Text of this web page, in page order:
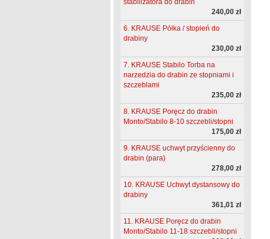
240,00 zł
6. KRAUSE Półka / stopień do
drabiny
230,00 zł
7. KRAUSE Stabilo Torba na
narzedzia do drabin ze stopniami i
szczeblami
235,00 zł
8. KRAUSE Poręcz do drabin
Monto/Stabilo 8-10 szczebli/stopni
175,00 zł
9. KRAUSE uchwyt przyścienny do
drabin (para)
278,00 zł
10. KRAUSE Uchwyt dystansowy do
drabiny
361,01 zł
11. KRAUSE Poręcz do drabin
Monto/Stabilo 11-18 szczebli/stopni